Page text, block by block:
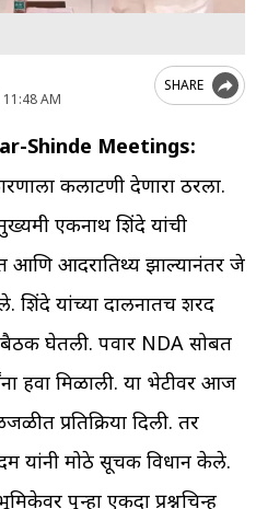
AM
SHARE
Shinde Meetings:
कलाटणी देणारा ठरला.
एकनाथ शिंदे यांची
आणि आदरातिथ्य झाल्यानंतर जे
यांच्या दालनातच शरद
बैठक घेतली. पवार NDA सोबत
हवा मिळाली. या भेटीवर आज
प्रतिक्रिया दिली. तर
यांनी मोठे सूचक विधान केले.
भूमिकेवर पुन्हा एकदा प्रश्नचिन्ह